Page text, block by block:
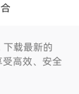
载最新的
高效、安全